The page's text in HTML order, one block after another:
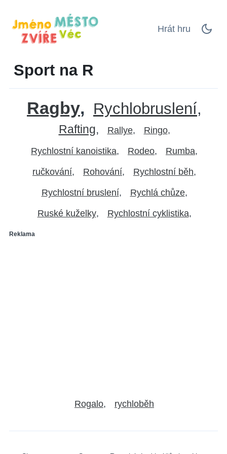
Hrát hru
Sport na R
Ragby Rychlobruslení
Rafting Rallye Ringo
Rychlostní kanoistika Rodeo Rumba
ručkování Rohování Rychlostní běh
Rychlostní bruslení Rychlá chůze
Ruské kuželky Rychlostní cyklistika
Reklama
Rogalo rychloběh